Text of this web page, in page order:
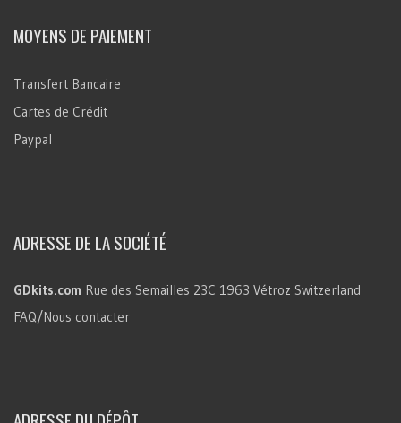
MOYENS DE PAIEMENT
Transfert Bancaire
Cartes de Crédit
Paypal
ADRESSE DE LA SOCIÉTÉ
GDkits.com Rue des Semailles 23C 1963 Vétroz Switzerland
FAQ/Nous contacter